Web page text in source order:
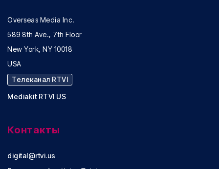
Overseas Media Inc.
589 8th Ave., 7th Floor
New York, NY 10018
USA
Телеканал RTVI
Mediakit RTVI US
Контакты
digital@rtvi.us